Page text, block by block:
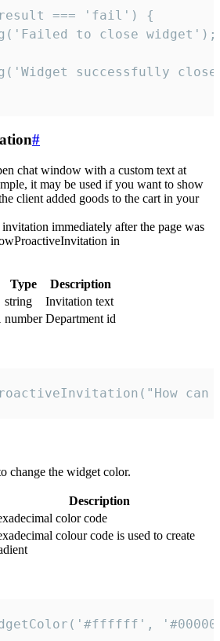
=== 'fail') {
to close widget');
successfully
#
chat window with a custom text at
it may be used if you want to show
client added goods to the cart in your
immediately after the page was
in
Type
Description
string
Invitation text
number Department id
change the widget color.
Description
color code
colour code is used to create